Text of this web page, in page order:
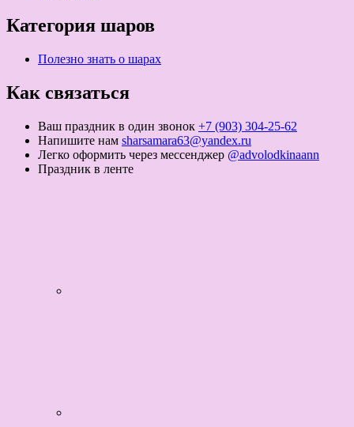
Категория шаров
Полезно знать о шарах
Как связаться
Ваш праздник в один звонок +7 (903) 304-25-62
Напишите нам sharsamara63@yandex.ru
Легко оформить через мессенджер @advolodkinaann
Праздник в ленте